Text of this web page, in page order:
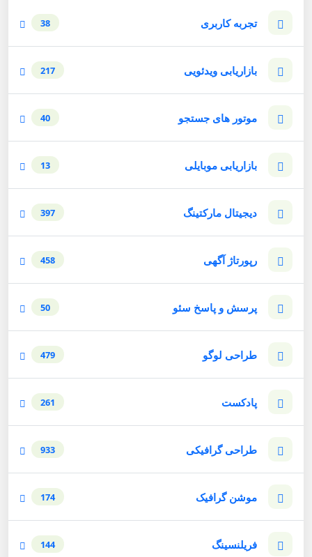
تجربه کاربری 38
بازاریابی ویدئویی 217
موتور های جستجو 40
بازاریابی موبایلی 13
دیجیتال مارکتینگ 397
رپورتاژ آگهی 458
پرسش و پاسخ سئو 50
طراحی لوگو 479
پادکست 261
طراحی گرافیکی 933
موشن گرافیک 174
فریلنسینگ 144